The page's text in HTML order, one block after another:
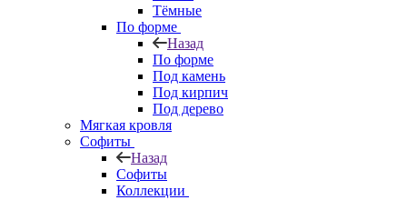
Тёмные
По форме
Назад
По форме
Под камень
Под кирпич
Под дерево
Мягкая кровля
Софиты
Назад
Софиты
Коллекции